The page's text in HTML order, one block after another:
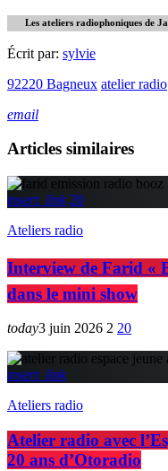
Les ateliers radiophoniques de
Écrit par: sylvie
92220 Bagneux atelier radio
email
Articles similaires
insert_link 20
Ateliers radio
Interview de Farid «
dans le mini show
today3 juin 2026 2 20
insert_link
Ateliers radio
Atelier radio avec
20 ans d’Otoradio